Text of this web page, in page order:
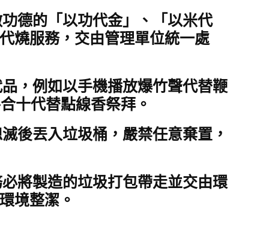
德的「 以功代金」、「 以米代
燒服務，交由管理單位統一處
，例如以手機播放爆竹聲代替鞭
十代替點線香祭拜。
後丟入垃圾桶 ，嚴禁任意棄置，
將製造的垃圾打包帶走並交由環
境整潔。